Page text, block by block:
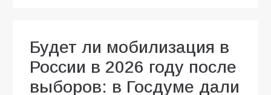
Будет ли мобилизация в
России в 2026 году после
выборов: в Госдуме дали